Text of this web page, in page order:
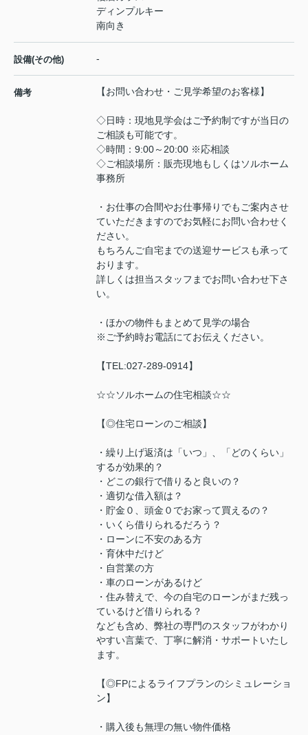
ディンプルキー
南向き
設備(その他) -
備考 【お問い合わせ・ご見学希望のお客様】
◇日時：現地見学会はご予約制ですが当日の
ご相談も可能です。
◇時間：9:00～20:00 ※応相談
◇ご相談場所：販売現地もしくはソルホーム
事務所
・お仕事の合間やお仕事帰りでもご案内させ
ていただきますのでお気軽にお問い合わせく
ださい。
もちろんご自宅までの送迎サービスも承って
おります。
詳しくは担当スタッフまでお問い合わせ下さ
い。
・ほかの物件もまとめて見学の場合
※ご予約時お電話にてお伝えください。
【TEL:027-289-0914】
☆☆ソルホームの住宅相談☆☆
【◎住宅ローンのご相談】
・繰り上げ返済は「いつ」、「どのくらい」
するが効果的？
・どこの銀行で借りると良いの？
・適切な借入額は？
・貯金０、頭金０でお家って買えるの？
・いくら借りられるだろう？
・ローンに不安のある方
・育休中だけど
・自営業の方
・車のローンがあるけど
・住み替えで、今の自宅のローンがまだ残っ
ているけど借りられる？
なども含め、弊社の専門のスタッフがわかり
やすい言葉で、丁寧に解消・サポートいたし
ます。
【◎FPによるライフプランのシミュレーショ
ン】
・購入後も無理の無い物件価格